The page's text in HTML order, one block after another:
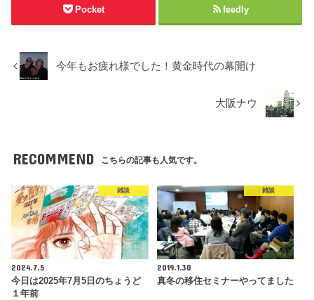
Pocket feedly
今年もお疲れ様でした！黄金時代の幕開け
大阪ナウ
RECOMMEND こちらの記事も人気です。
雑談
2024.7.5
今日は2025年7月5日のちょうど
１年前
雑談
2019.1.30
真冬の移住セミナーやってました